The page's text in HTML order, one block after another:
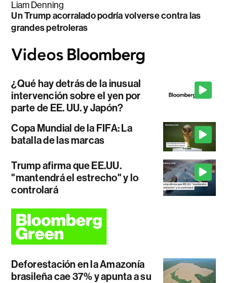
Liam Denning
Un Trump acorralado podría volverse contra las
grandes petroleras
¿Qué hay detrás de la inusual
intervención sobre el yen por
parte de EE. UU. y Japón?
Copa Mundial de la FIFA: La
batalla de las marcas
Trump afirma que EE.UU.
"mantendrá el estrecho" y lo
controlará
Deforestación en la Amazonía
brasileña cae 37% y apunta a su